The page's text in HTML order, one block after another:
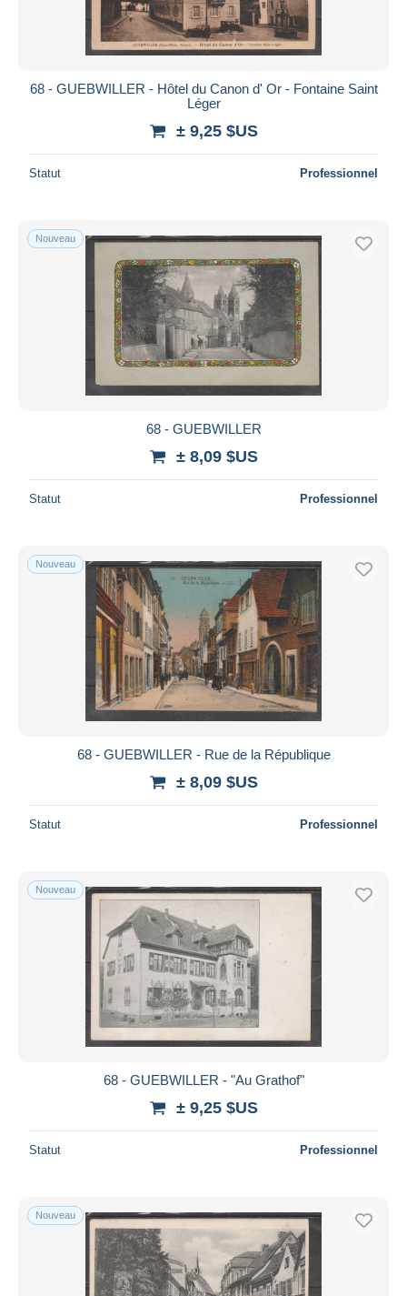
68 - GUEBWILLER - Hôtel du Canon d' Or - Fontaine Saint
Léger
± 9,25 $US
Statut Professionnel
Nouveau
68 - GUEBWILLER
± 8,09 $US
Statut Professionnel
Nouveau
68 - GUEBWILLER - Rue de la République
± 8,09 $US
Statut Professionnel
Nouveau
68 - GUEBWILLER - "Au Grathof"
± 9,25 $US
Statut Professionnel
Nouveau